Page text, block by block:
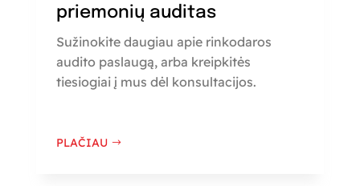
priemonių auditas
Sužinokite daugiau apie rinkodaros
audito paslaugą, arba kreipkitės
tiesiogiai į mus dėl konsultacijos.
PLAČIAU